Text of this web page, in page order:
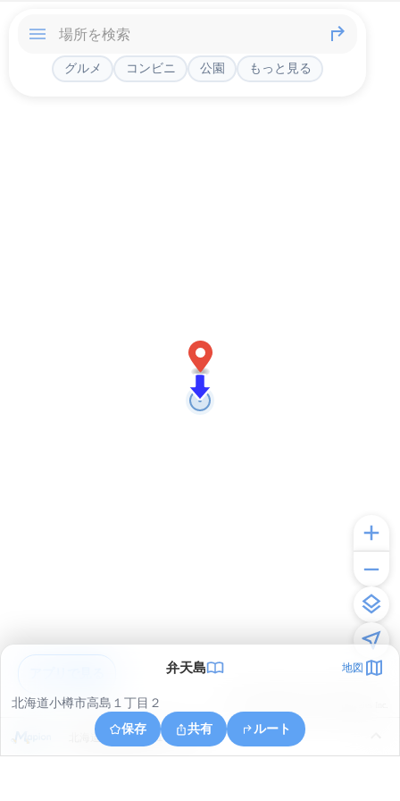
グルメ コンビニ 公園 もっと見る
弁天島 地図
北海道小樽市高島１丁目２
保存
共有 ルート
北海道小樽市高島１丁目２